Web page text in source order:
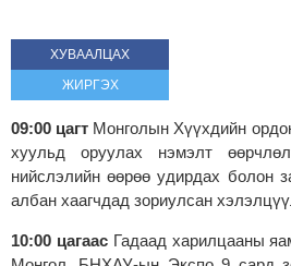
ХУВААЛЦАХ
ЖИРГЭХ
09:00 цагт Монголын Хүүхдийн
хуульд оруулах нэмэлт
нийслэлийн өөрөө удирдах болон
албан хаагчдад зориулсан
10:00 цагаасГадаад харилцааны